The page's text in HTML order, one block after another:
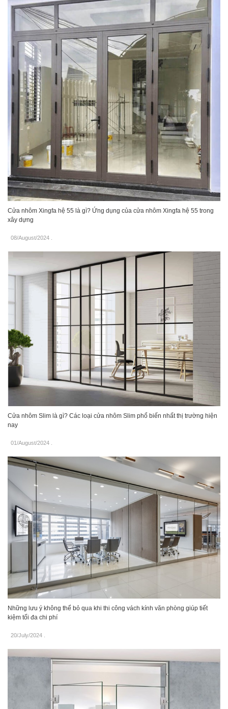
Cửa nhôm Xingfa hệ 55 là gì? Ứng dụng của cửa nhôm Xingfa hệ 55 trong
xây dựng
08/August/2024 .
Cửa nhôm Slim là gì? Các loại cửa nhôm Slim phổ biến nhất thị trường hiện
nay
01/August/2024
Những lưu ý không thể bỏ qua khi thi công vách kính văn phòng giúp tiết
kiệm tối đa chi phí
20/July/2024